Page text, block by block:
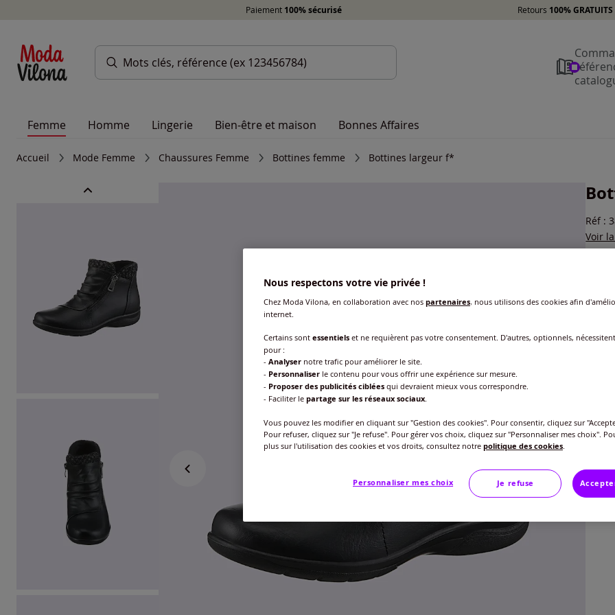
Paiement 100% sécurisé Retours 100%
Femme Homme Lingerie Bien-être et maison Bonnes Affaires
Accueil Mode Femme Chaussures Femme Bottines femme Bottines largeur f*
Réf :
Voir
37
39
Nous respectons votre vie privée !
Chez Moda Vilona, en collaboration avec nos partenaires, nous utilisons des cookies afin
internet.
Certains sont essentiels et ne requièrent pas votre consentement. D'autres, optionnels,
pour :
- Analyser notre trafic pour améliorer le site.
- Personnaliser le contenu pour vous offrir une expérience sur mesure.
- Proposer des publicités ciblées qui devraient mieux vous correspondre.
- Faciliter le partage sur les réseaux sociaux
Vous pouvez les modifier en cliquant sur "Gestion des cookies". Pour consentir, cliquez sur
Pour refuser, cliquez sur "Je refuse". Pour gérer vos choix, cliquez sur "Personnaliser mes choix".
plus sur l'utilisation des cookies et vos droits, consultez notre politique des cookies
Personnaliser mes choix Je refuse